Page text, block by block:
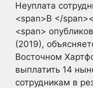
Неуплата
<span>В </
<span>
(2019),
Восточном
выплатить 14
сотрудникам в